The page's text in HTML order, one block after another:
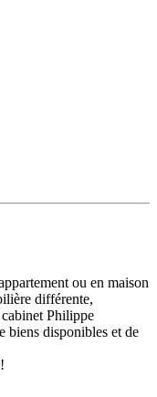
ou en maison
différente,
Philippe
biens disponibles et de